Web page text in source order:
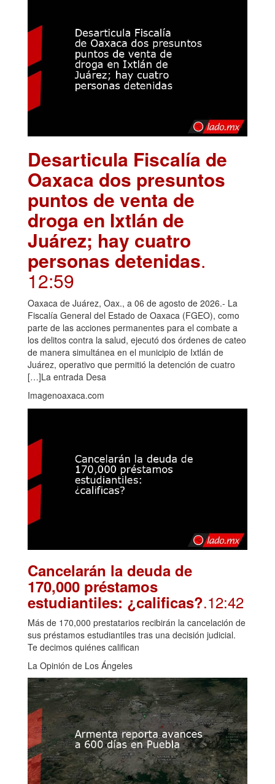
Desarticula Fiscalía de
Oaxaca dos presuntos
puntos de venta de
droga en Ixtlán de
Juárez; hay cuatro
personas detenidas.
12:59
Oaxaca de Juárez, Oax., a 06 de agosto de 2026.- La
Fiscalía General del Estado de Oaxaca (FGEO), como
parte de las acciones permanentes para el combate a
los delitos contra la salud, ejecutó dos órdenes de cateo
de manera simultánea en el municipio de Ixtlán de
Juárez, operativo que permitió la detención de cuatro
[…]La entrada Desa
Imagenoaxaca.com
Cancelarán la deuda de
170,000 préstamos
estudiantiles: ¿calificas?.12:42
Más de 170,000 prestatarios recibirán la cancelación de
sus préstamos estudiantiles tras una decisión judicial.
Te decimos quiénes califican
La Opinión de Los Ángeles